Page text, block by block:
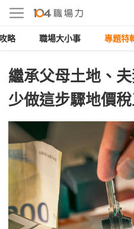
略 職場大小事 專題特
繼承父母土地、
少做這步驟地價